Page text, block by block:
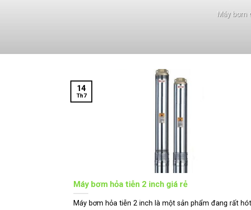
Máy bơm
Máy bơm hỏa tiễn 2 inch giá rẻ
Máy bơm hỏa tiễn 2 inch là một sản phẩm đang rất hót
14
Th7